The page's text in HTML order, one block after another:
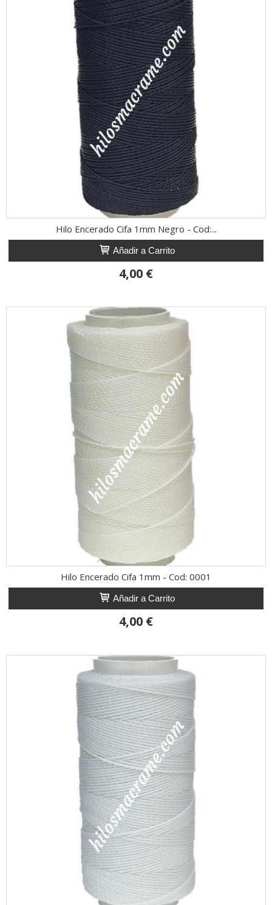
Hilo Encerado Cifa 1mm Negro - Cod:...
Añadir a Carrito
4,00 €
Hilo Encerado Cifa 1mm - Cod: 0001
Añadir a Carrito
4,00 €